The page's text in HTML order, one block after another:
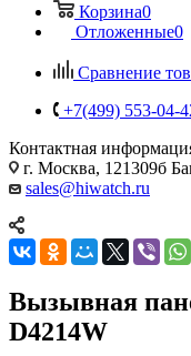
Корзина0
Отложенные0
Сравнение
+7(499) 553-04-
Контактная
г. Москва, 121309б
sales@hiwatch.ru
Вызывная
D4214W